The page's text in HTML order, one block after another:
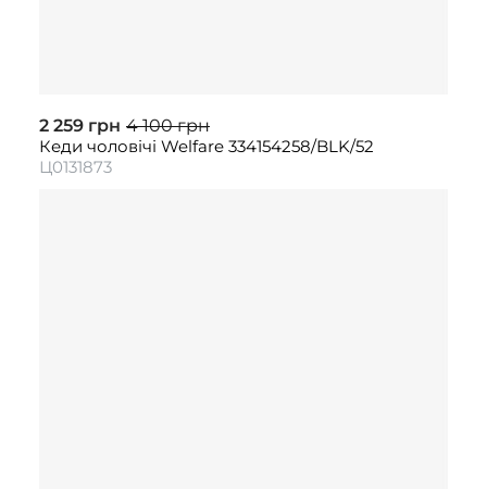
2 259 грн 4 100 грн
Кеди чоловічі Welfare 334154258/BLK/52
Ц0131873